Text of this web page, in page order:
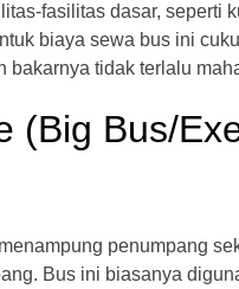
fasilitas dasar, seperti
biaya sewa bus ini
bakarnya tidak terlalu
(Big Bus/
penumpang
Bus ini biasanya